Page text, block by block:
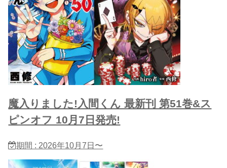
魔入りました!入間くん 最新刊 第51巻&ス
ピンオフ 10月7日発売!
期間 : 2026年10月7日〜